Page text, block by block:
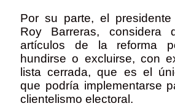
Por su parte, el
Roy Barreras, considera
artículos de la reforma
hundirse o excluirse, con
lista cerrada, que es el
que podría implementarse
clientelismo electoral.